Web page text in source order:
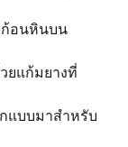
ก้อนหินบน
ยแก้มยางที่
แบบมาสำหรับ